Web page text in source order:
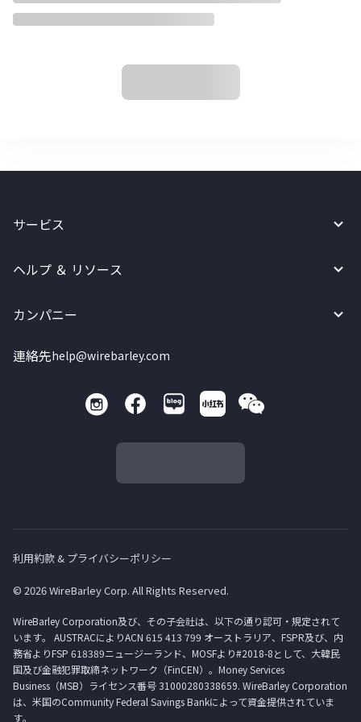
サービス
ヘルプ ＆ リソース
カンパニー
連絡先help@wirebarley.com
利用約款 & プライバシーポリシー
© 2026 WireBarley Corp. All Rights Reserved.
WireBarley Corporation及び、その子会社は、以下の通り認可・規定されて
います。 AUSTRACによりACN 615 413 799 オーストラリア、FSPR及び、内
務省よりFSP 618389ニュージーランド、MOSFより#2018-8として、大韓民
国及び金融犯罪取締ネットワーク（FinCEN）。Money Services
Business（MSB）ライセンス番号 31000280338659. WireBarley Corporation
は、米国のCommunity Federal Savings Bankによって資金提供されていま
す。